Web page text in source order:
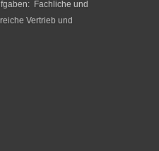
Fachliche und
Vertrieb und